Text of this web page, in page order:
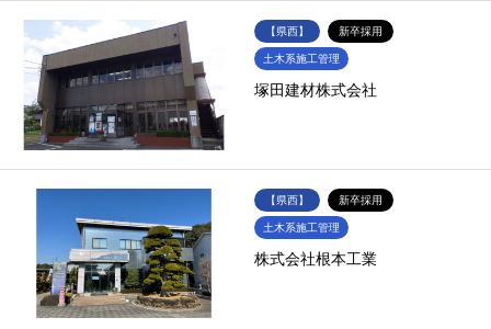
【県西】 新卒採用
土木系施工管理
塚田建材株式会社
【県西】 新卒採用
土木系施工管理
株式会社根本工業